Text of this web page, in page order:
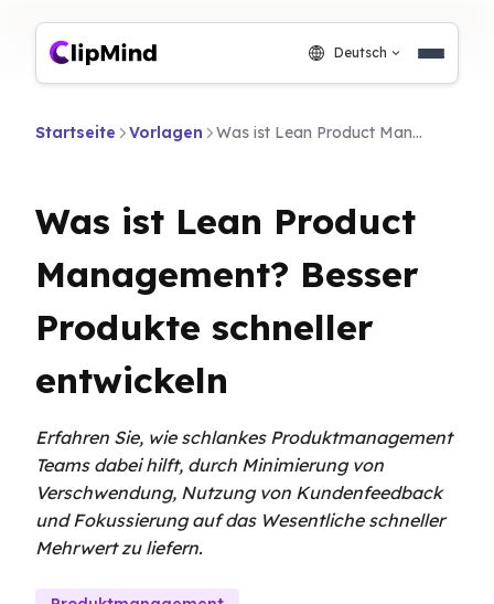
Deutsch
Startseite Vorlagen Was ist Lean Product Management? Besser Produkte schneller entwickeln
Was ist Lean Product
Management? Besser
Produkte schneller
entwickeln
Erfahren Sie, wie schlankes Produktmanagement
Teams dabei hilft, durch Minimierung von
Verschwendung, Nutzung von Kundenfeedback
und Fokussierung auf das Wesentliche schneller
Mehrwert zu liefern.